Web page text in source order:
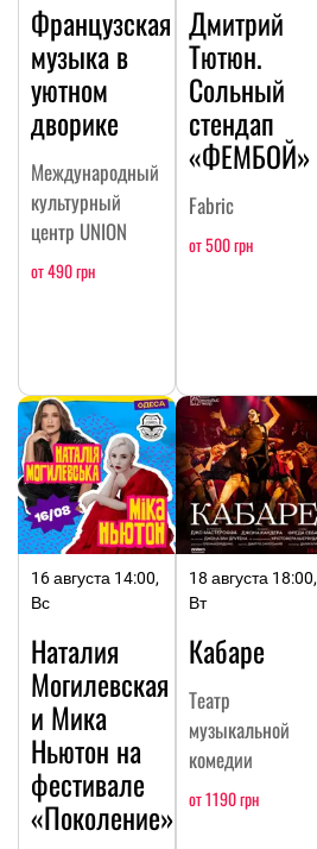
Французская
музыка в
уютном
дворике
Международный
культурный
центр UNION
от 490 грн
Дмитрий
Тютюн.
Сольный
стендап
«ФЕМБОЙ»
Fabric
от 500 грн
16 августа 14:00,
Вс
Наталия
Могилевская
и Мика
Ньютон на
фестивале
«Поколение»
18 августа 18:00,
Вт
Кабаре
Театр
музыкальной
комедии
от 1190 грн